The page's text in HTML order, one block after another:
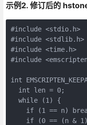
示例2. 修订后的
#include <stdio.h>
#include <stdlib.h>
#include <time.h>
#include
int
  int len = 0;
  while (1) {
if (1 == n)
if (0 == (n &